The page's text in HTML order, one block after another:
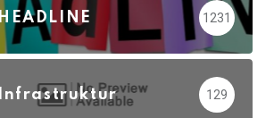
HEADLINE 1231
Infrastruktur 129